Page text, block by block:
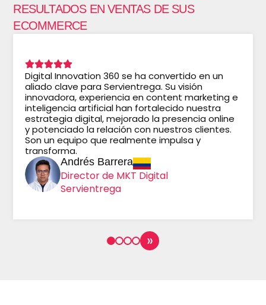
RESULTADOS EN VENTAS DE SUS
ECOMMERCE
Digital Innovation 360 se ha convertido en un
aliado clave para Servientrega. Su visión
innovadora, experiencia en content marketing e
inteligencia artificial han fortalecido nuestra
estrategia digital, mejorado la presencia online
y potenciado la relación con nuestros clientes.
Son un equipo que realmente impulsa y
transforma.
Andrés Barrera
Director de MKT Digital
Servientrega
»